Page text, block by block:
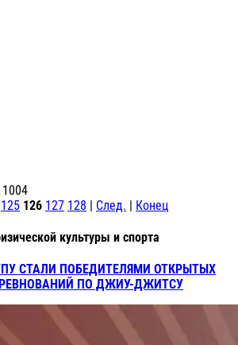
125 126 127 128 | След. | Конец
культуры и спорта
СТАЛИ ПОБЕДИТЕЛЯМИ ОТКРЫТЫХ
ПО ДЖИУ-ДЖИТСУ